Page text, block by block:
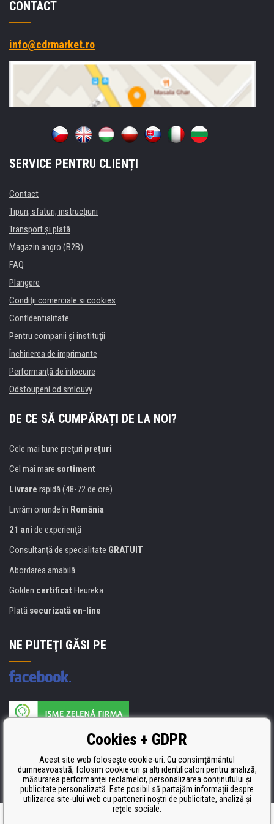
CONTACT
info@cdrmarket.ro
SERVICE PENTRU CLIENȚI
Contact
Tipuri, sfaturi, instrucțiuni
Transport şi plată
Magazin angro (B2B)
FAQ
Plangere
Condiţii comerciale si cookies
Confidentialitate
Pentru companii și instituţii
Închirierea de imprimante
Performanță de înlocuire
Odstoupení od smlouvy
DE CE SĂ CUMPĂRAȚI DE LA NOI?
Cele mai bune preţuri preţuri
Cel mai mare sortiment
Livrare rapidă (48-72 de ore)
Livrăm oriunde în România
21 ani de experienţă
Consultanţă de specialitate GRATUIT
Abordarea amabilă
Golden certificat Heureka
Plată securizată on-line
NE PUTEŢI GĂSI PE
Producătorul umpluturii de rezervă este certificat
ISO 9001, ISO 14001 şi STMC.Cookies + GDPR
Acest site web folosește cookie-uri. Cu consimțământul
dumneavoastră, folosim cookie-uri și alți identificatori pentru analiză,
măsurarea performanței reclamelor, personalizarea conținutului și
publicitate personalizată. Este posibil să partajăm informații despre
utilizarea site-ului web cu partenerii noștri de publicitate, analiză și
rețele sociale.